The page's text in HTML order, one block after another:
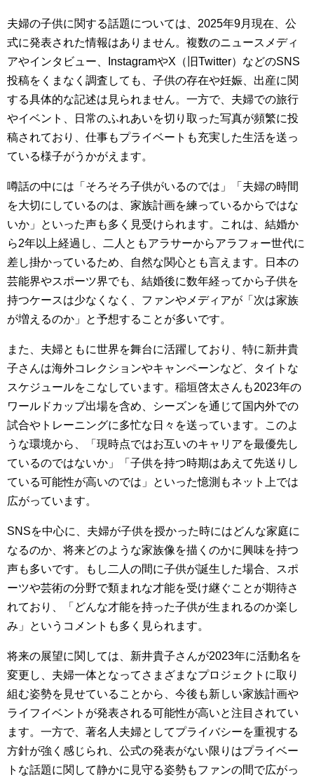
夫婦の子供に関する話題については、2025年9月現在、公
式に発表された情報はありません。複数のニュースメディ
アやインタビュー、InstagramやX（旧Twitter）などのSNS
投稿をくまなく調査しても、子供の存在や妊娠、出産に関
する具体的な記述は見られません。一方で、夫婦での旅行
やイベント、日常のふれあいを切り取った写真が頻繁に投
稿されており、仕事もプライベートも充実した生活を送っ
ている様子がうかがえます。
噂話の中には「そろそろ子供がいるのでは」「夫婦の時間
を大切にしているのは、家族計画を練っているからではな
いか」といった声も多く見受けられます。これは、結婚か
ら2年以上経過し、二人ともアラサーからアラフォー世代に
差し掛かっているため、自然な関心とも言えます。日本の
芸能界やスポーツ界でも、結婚後に数年経ってから子供を
持つケースは少なくなく、ファンやメディアが「次は家族
が増えるのか」と予想することが多いです。
また、夫婦ともに世界を舞台に活躍しており、特に新井貴
子さんは海外コレクションやキャンペーンなど、タイトな
スケジュールをこなしています。稲垣啓太さんも2023年の
ワールドカップ出場を含め、シーズンを通じて国内外での
試合やトレーニングに多忙な日々を送っています。このよ
うな環境から、「現時点ではお互いのキャリアを最優先し
ているのではないか」「子供を持つ時期はあえて先送りし
ている可能性が高いのでは」といった憶測もネット上では
広がっています。
SNSを中心に、夫婦が子供を授かった時にはどんな家庭に
なるのか、将来どのような家族像を描くのかに興味を持つ
声も多いです。もし二人の間に子供が誕生した場合、スポ
ーツや芸術の分野で類まれな才能を受け継ぐことが期待さ
れており、「どんな才能を持った子供が生まれるのか楽し
み」というコメントも多く見られます。
将来の展望に関しては、新井貴子さんが2023年に活動名を
変更し、夫婦一体となってさまざまなプロジェクトに取り
組む姿勢を見せていることから、今後も新しい家族計画や
ライフイベントが発表される可能性が高いと注目されてい
ます。一方で、著名人夫婦としてプライバシーを重視する
方針が強く感じられ、公式の発表がない限りはプライベー
トな話題に関して静かに見守る姿勢もファンの間で広がっ